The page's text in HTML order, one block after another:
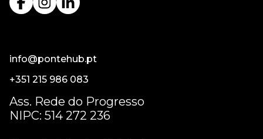
info@pontehub.pt
+351 215 986 083
Ass. Rede do Progresso
NIPC: 514 272 236